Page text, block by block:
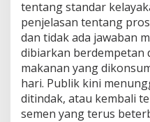
r
-
B
e
n
a
r
D
i
tentang standar
penjelasan tentang
dan tidak ada jawaban
dibiarkan berdempetan
makanan yang
hari. Publik kini
ditindak, atau kembali
semen yang terus